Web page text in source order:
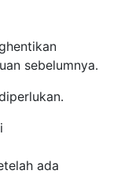
sebelumnya.
ada